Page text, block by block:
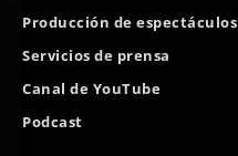
Producción de espectáculos
Servicios de prensa
Canal de YouTube
Podcast